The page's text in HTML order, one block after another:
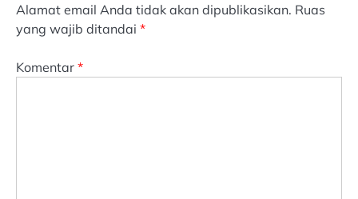
Alamat email Anda tidak akan dipublikasikan. Ruas
yang wajib ditandai *
Komentar *